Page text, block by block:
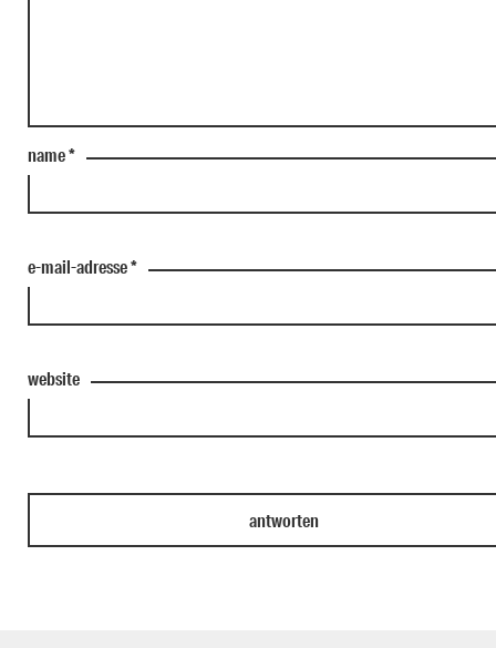
name*
e-mail-adresse*
website